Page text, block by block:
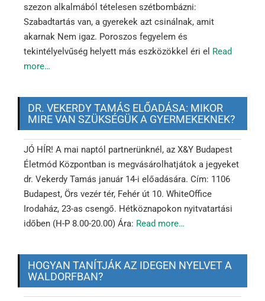
szezon alkalmából tételesen szétbombázni:
Szabadtartás van, a gyerekek azt csinálnak, amit
akarnak Nem igaz. Poroszos fegyelem és
tekintélyelvűség helyett más eszközökkel éri el Read
more…
DR. VEKERDY TAMÁS ELŐADÁSA: MIKOR
MIRE VAN SZÜKSÉGÜK A GYERMEKEKNEK?
JÓ HÍR! A mai naptól partnerünknél, az X&Y Budapest
Életmód Központban is megvásárolhatjátok a jegyeket
dr. Vekerdy Tamás január 14-i előadására. Cím: 1106
Budapest, Örs vezér tér, Fehér út 10. WhiteOffice
Irodaház, 23-as csengő. Hétköznapokon nyitvatartási
időben (H-P 8.00-20.00) Ára: Read more…
HOGYAN TANÍTJÁK AZ IDEGEN NYELVET A
WALDORFBAN?